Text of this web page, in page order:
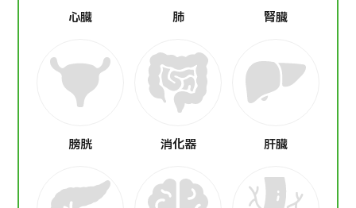
心臓 肺 腎臓
膀胱 消化器 肝臓